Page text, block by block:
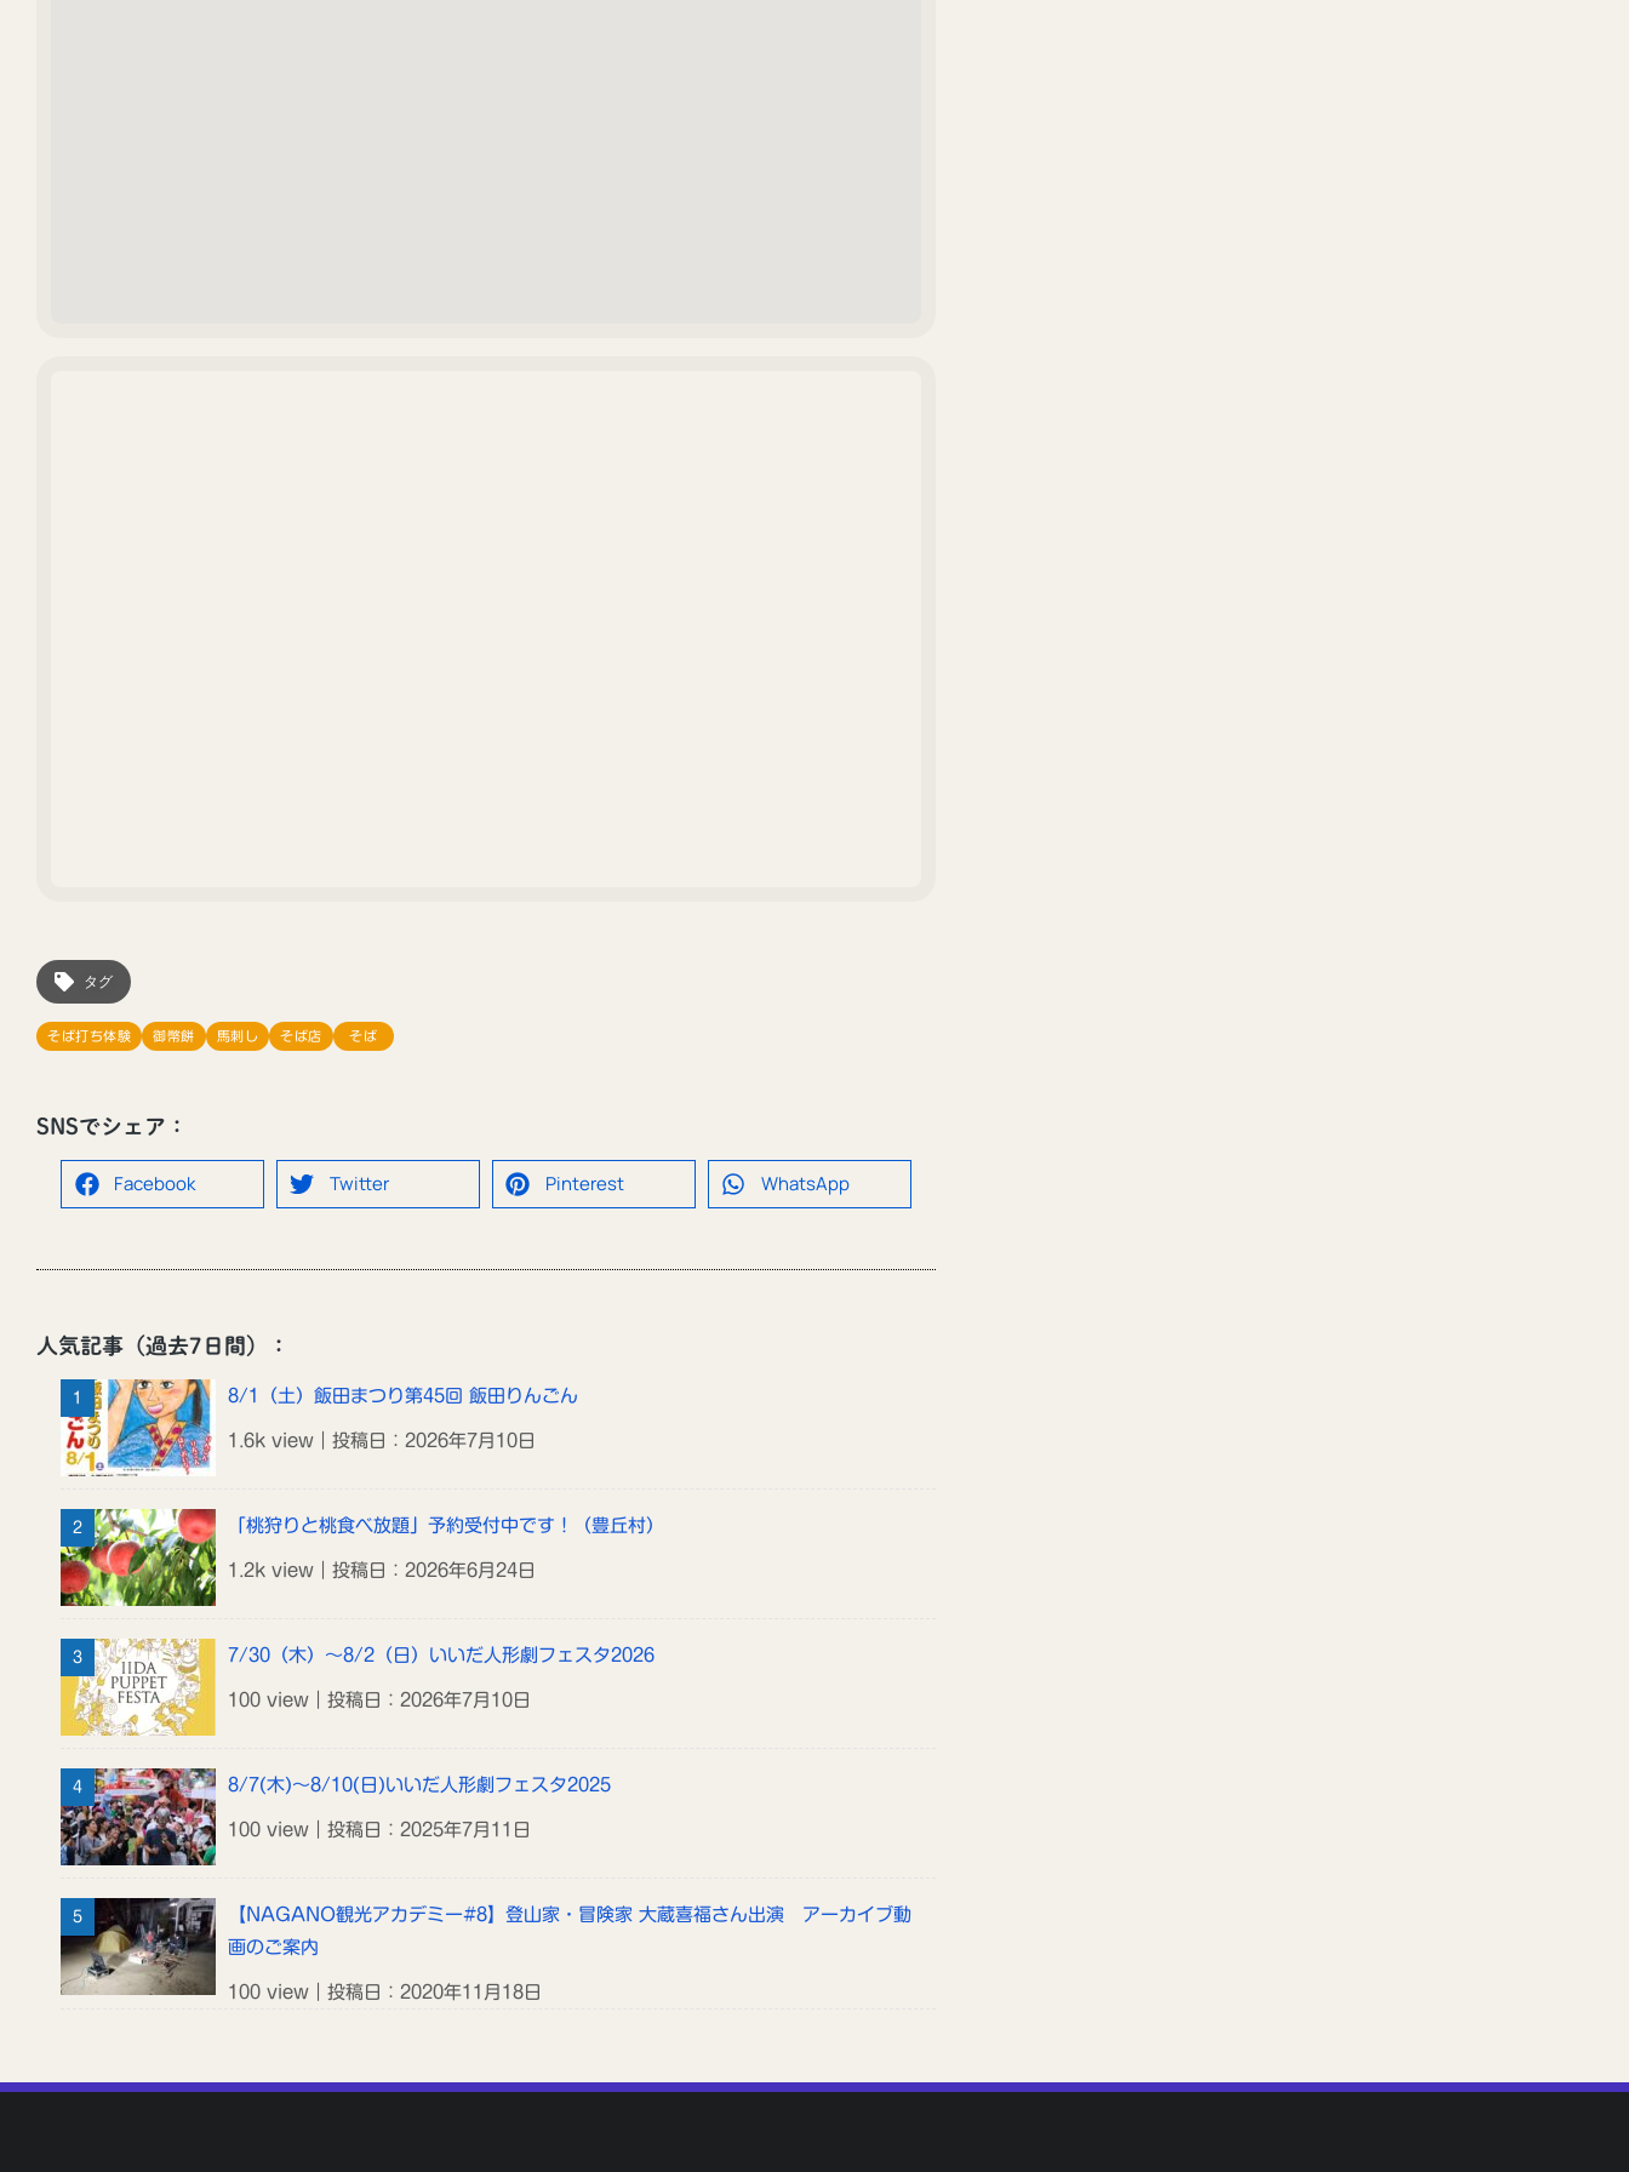
タグ
そば打ち体験 御幣餅 馬刺し そば店 そば
SNSでシェア：
Facebook Twitter Pinterest WhatsApp
人気記事（過去7日間）：
8/1（土）飯田まつり第45回 飯田りんごん
1.6k view｜投稿日：2026年7月10日
「桃狩りと桃食べ放題」予約受付中です！（豊丘村）
1.2k view｜投稿日：2026年6月24日
7/30（木）～8/2（日）いいだ人形劇フェスタ2026
100 view｜投稿日：2026年7月10日
8/7(木)～8/10(日)いいだ人形劇フェスタ2025
100 view｜投稿日：2025年7月11日
【NAGANO観光アカデミー#8】登山家・冒険家 大蔵喜福さん出演 アーカイブ動
画のご案内
100 view｜投稿日：2020年11月18日